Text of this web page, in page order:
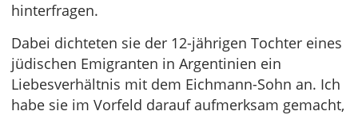
hinterfragen.
Dabei dichteten sie der 12-jährigen Tochter eines
jüdischen Emigranten in Argentinien ein
Liebesverhältnis mit dem Eichmann-Sohn an. Ich
habe sie im Vorfeld darauf aufmerksam gemacht,